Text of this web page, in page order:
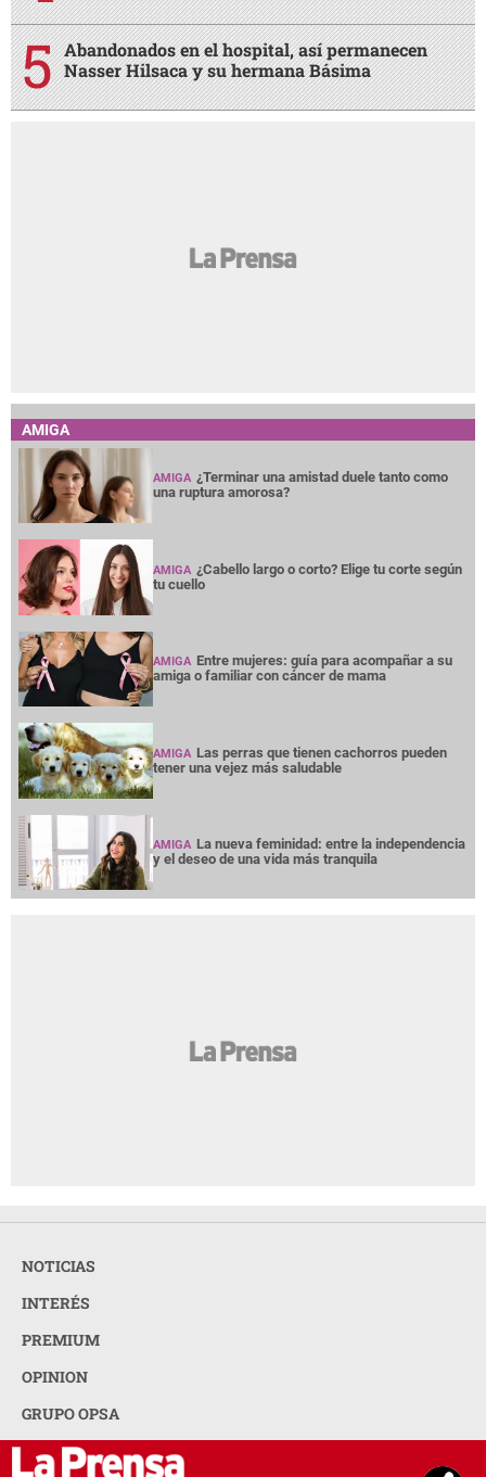
Abandonados en el hospital, así permanecen
Nasser Hilsaca y su hermana Básima
AMIGA
AMIGA ¿Terminar una amistad duele tanto como
una ruptura amorosa?
AMIGA ¿Cabello largo o corto? Elige tu corte según
tu cuello
AMIGA Entre mujeres: guía para acompañar a su
amiga o familiar con cáncer de mama
AMIGA Las perras que tienen cachorros pueden
tener una vejez más saludable
AMIGA La nueva feminidad: entre la independencia
y el deseo de una vida más tranquila
NOTICIAS
INTERÉS
PREMIUM
OPINION
GRUPO OPSA